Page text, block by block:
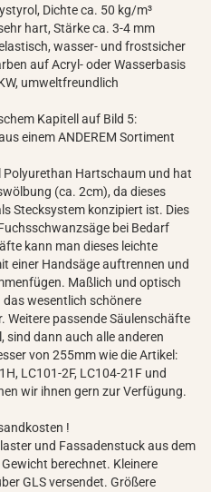
Dichte ca. 50 kg/m³
hart, Stärke ca. 3-4 mm
wasser- und frostsicher
auf Acryl- oder Wasserbasis
umweltfreundlich
Kapitell auf Bild 5:
einem ANDEREM Sortiment
Polyurethan Hartschaum und hat
(ca. 2cm), da dieses
Stecksystem konzipiert ist. Dies
bei Bedarf
kann man dieses leichte
einer Handsäge auftrennen und
Maßlich und optisch
wesentlich schönere
Weitere passende Säulenschäfte
sind dann auch alle anderen
von 255mm wie die Artikel:
LC101-2F, LC104-21F und
wir ihnen gern zur Verfügung.
!
und Fassadenstuck aus dem
berechnet. Kleinere
GLS versendet. Größere